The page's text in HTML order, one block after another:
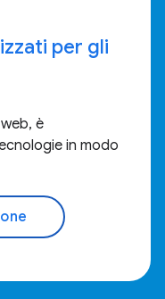
per gli
è
in modo